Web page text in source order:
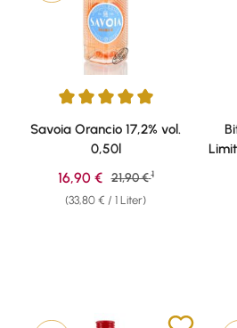
Durchschnittliche Bewertung von
Savoia Orancio 17,2% vol.
0,50l
(33,80 € / 1 Liter)
Verkaufspreis:
16,90 € Regulärer Preis:
21,90 € 1